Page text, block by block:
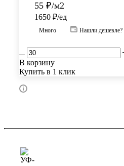
55 ₽/м2
1650 ₽/ед
Много Нашли дешевле?
В корзину
Купить в 1 клик